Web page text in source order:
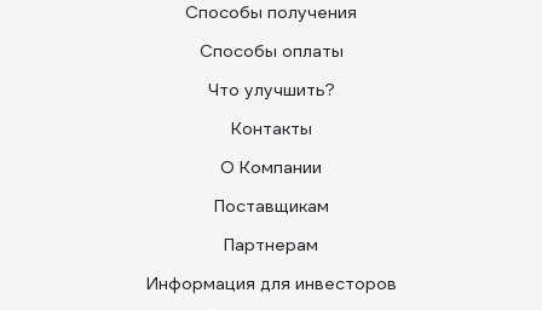
Способы получения
Способы оплаты
Что улучшить?
Контакты
О Компании
Поставщикам
Партнерам
Информация для инвесторов